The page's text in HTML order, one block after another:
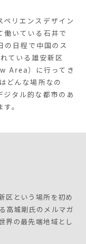
ペリエンスデザイン
働いている石井で
の日程で中国のス
ている雄安新区
Area）に行ってき
どんな場所なの
タル的な都市のあ
。
区という場所を初め
高城剛氏のメルマガ
界の最先端地域とし